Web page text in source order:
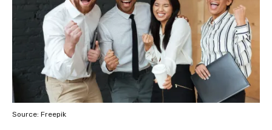
Source: Freepik